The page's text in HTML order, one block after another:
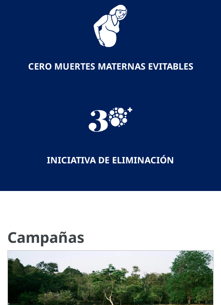
CERO MUERTES MATERNAS EVITABLES
INICIATIVA DE ELIMINACIÓN
Campañas